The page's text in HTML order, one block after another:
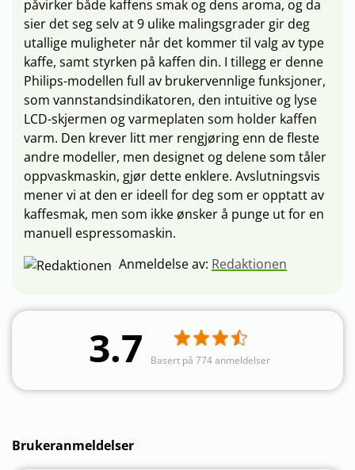
påvirker både kaffens smak og dens aroma, og da
sier det seg selv at 9 ulike malingsgrader gir deg
utallige muligheter når det kommer til valg av type
kaffe, samt styrken på kaffen din. I tillegg er denne
Philips-modellen full av brukervennlige funksjoner,
som vannstandsindikatoren, den intuitive og lyse
LCD-skjermen og varmeplaten som holder kaffen
varm. Den krever litt mer rengjøring enn de fleste
andre modeller, men designet og delene som tåler
oppvaskmaskin, gjør dette enklere. Avslutningsvis
mener vi at den er ideell for deg som er opptatt av
kaffesmak, men som ikke ønsker å punge ut for en
manuell espressomaskin.
Anmeldelse av: Redaktionen
3.7 Basert på 774 anmeldelser
Brukeranmeldelser